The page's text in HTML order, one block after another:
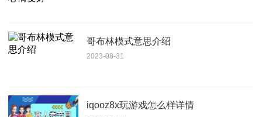
哥布林模式意思介绍
2023-08-31
iqooz8x玩游戏怎么样详情